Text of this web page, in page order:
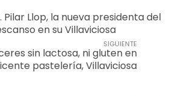
Pilar Llop, la nueva presidenta del
en su Villaviciosa
SIGUIENTE
sin lactosa, ni gluten en
pastelería, Villaviciosa